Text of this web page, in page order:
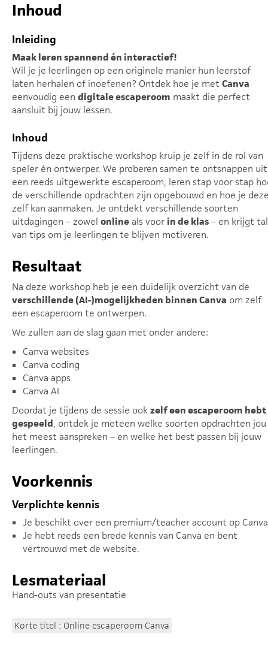
Inhoud
Inleiding
Maak leren spannend én interactief!
Wil je je leerlingen op een originele manier hun leerstof
laten herhalen of inoefenen? Ontdek hoe je met Canva
eenvoudig een digitale escaperoom maakt die perfect
aansluit bij jouw lessen.
Inhoud
Tijdens deze praktische workshop kruip je zelf in de rol van
speler én ontwerper. We proberen samen te ontsnappen uit
een reeds uitgewerkte escaperoom, leren stap voor stap
de verschillende opdrachten zijn opgebouwd en hoe je
zelf kan aanmaken. Je ontdekt verschillende soorten
uitdagingen – zowel onlineals voor in de klas– en krijgt tal
van tips om je leerlingen te blijven motiveren.
Resultaat
Na deze workshop heb je een duidelijk overzicht van de
verschillende (AI-)mogelijkheden binnen Canva om zelf
een escaperoom te ontwerpen.
We zullen aan de slag gaan met onder andere:
Canva websites
Canva coding
Canva apps
Canva AI
Doordat je tijdens de sessie ookzelf een escaperoom hebt
gespeeld, ontdek je meteen welke soorten opdrachten jou
het meest aanspreken – en welke het best passen bij jouw
leerlingen.
Voorkennis
Verplichte kennis
Je beschikt over een premium/teacher account op Canva
Je hebt reeds een brede kennis van Canva en bent
vertrouwd met de website.
Lesmateriaal
Hand-outs van presentatie
Korte titel : Online escaperoom Canva